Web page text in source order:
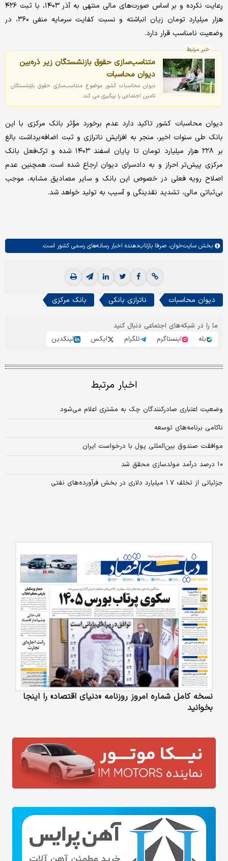
رعایت نکرده و بر اساس صورت‌های مالی منتهی به آذر ۱۴۰۳، با ثبت ۴۲۶
هزار میلیارد تومان زیان انباشته و نسبت کفایت سرمایه منفی ۳۶۰، در
وضعیت نامناسب قرار دارد.
خبر مرتبط
متناسب‌سازی حقوق بازنشستگان زیر ذره‌بین
دیوان محاسبات
دیوان محاسبات کشور موضوع متناسب‌سازی حقوق بازنشستگان
تامین اجتماعی را پیگیری می کند.
دیوان محاسبات کشور تاکید دارد عدم برخورد مؤثر بانک مرکزی با این
بانک طی سنوات اخیر، منجر به افزایش ناترازی و ثبت اضافه‌برداشت بالغ
بر ۲۲۸ هزار میلیارد تومان تا پایان اسفند ۱۴۰۳ شده و ترک‌فعل بانک
مرکزی پیش‌تر احراز و به دادسرای دیوان ارجاع شده‌ است. همچنین عدم
اصلاح رویه فعلی در خصوص این بانک و سایر مصادیق مشابه، موجب
بی‌ثباتی مالی، تشدید نقدینگی و آسیب به تولید خواهد شد.
بخش سایت‌خوان، صرفا بازتاب‌دهنده اخبار رسانه‌های رسمی کشور است.
دیوان محاسبات ناترازی بانکی بانک مرکزى
ما را در شبکه‌های اجتماعی دنبال کنید
بله
اینستاگرم تلگرام ایکس لینکدین
اخبار مرتبط
وضعیت اعتباری صادرکنندگان چک به مشتری اعلام می‌شود
ناکامی برنامه‌های توسعه
موافقت صندوق بین‌المللی پول با درخواست ایران
۱۰ درصد درآمد مولد‌سازی محقق شد
جزئیاتی از تخلف ۱.۷ میلیارد دلاری در بخش فرآورده‌های نفتی
نسخه کامل شماره امروز روزنامه «دنیای‌ اقتصاد» را اینجا
بخوانید